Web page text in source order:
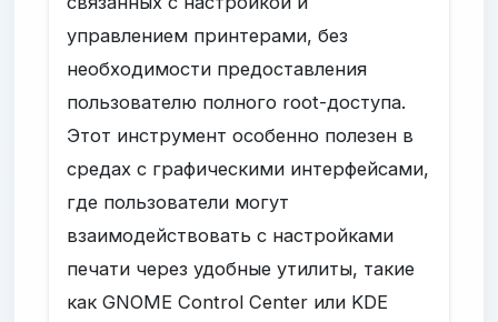
управлением принтерами, без
необходимости предоставления
пользователю полного root-доступа.
Этот инструмент особенно полезен в
средах с графическими интерфейсами,
где пользователи могут
взаимодействовать с настройками
печати через удобные утилиты, такие
как GNOME Control Center или KDE